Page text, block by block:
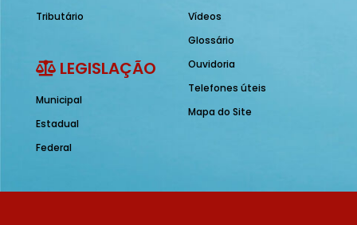
Tributário
LEGISLAÇÃO
Municipal
Estadual
Federal
Vídeos
Glossário
Ouvidoria
Telefones úteis
Mapa do Site